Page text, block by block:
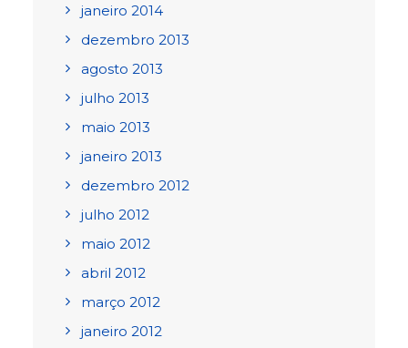
janeiro 2014
dezembro 2013
agosto 2013
julho 2013
maio 2013
janeiro 2013
dezembro 2012
julho 2012
maio 2012
abril 2012
março 2012
janeiro 2012